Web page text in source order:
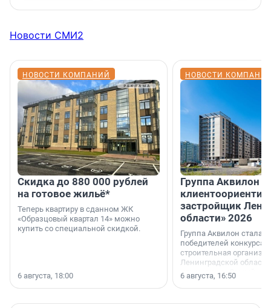
Новости СМИ2
НОВОСТИ КОМПАНИЙ
Скидка до 880 000 рублей
на готовое жильё*
Теперь квартиру в сданном ЖК
«Образцовый квартал 14» можно
купить со специальной скидкой.
6 августа, 18:00
НОВОСТИ
Группа Аквилон
застройщик
области» 2026
Группа Аквилон стала
победителей конкурса
строительная
Ленинградской области
номинации «Самый
застройщик
6 августа, 16:50